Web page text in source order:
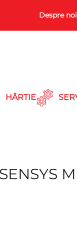
Despre noi
HÂRTIE